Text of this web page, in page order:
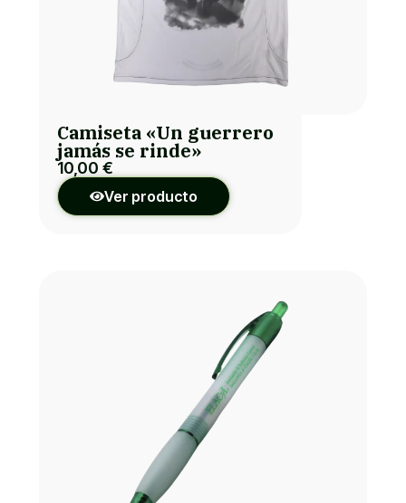
Camiseta «Un guerrero
jamás se rinde»
10,00 €
Ver producto